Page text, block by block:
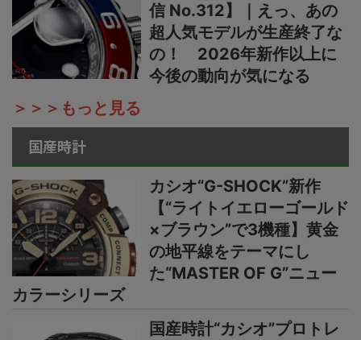
信 No.312】｜えっ、あの
超人気モデルが生産終了な
の！ 2026年新作以上に
今後の動向が気になる
＞＞＞もっと見る
国産時計
カシオ“G-SHOCK”新作
【“ライトイエローゴールド
×ブラウン”で3機種】黄金
の地平線をテーマにし
た“MASTER OF G”ニュー
カラーシリーズ
国産時計“カシオ”プロトレ